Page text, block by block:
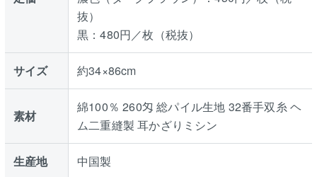
抜）
黒：480円／枚（税抜）
サイズ 約34×86cm
素材
綿100％ 260匁 総パイル生地 32番手双糸 ヘ
ム二重縫製 耳かざりミシン
生産地 中国製